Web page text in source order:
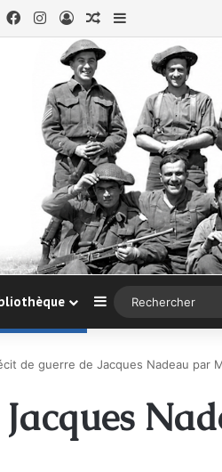
Facebook
InstagramConnexion
Article au hasard
Sidebar (barre
Sidebar (barre
de guerre de Jacques Nadeau par